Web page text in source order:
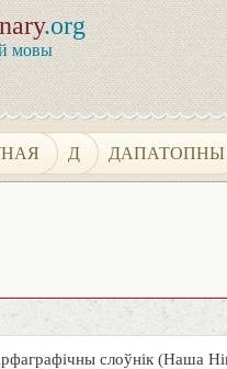
.org
мовы
Д ДАПАТОПНЫ
слоўнік (Наша